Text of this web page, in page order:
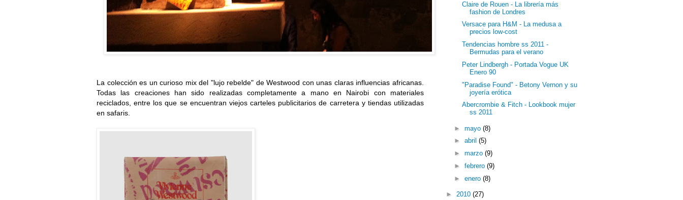
La colección es un curioso mix del "lujo rebelde" de Westwood con unas claras influencias africanas.
Todas las creaciones han sido realizadas completamente a mano en Nairobi con materiales
reciclados, entre los que se encuentran viejos carteles publicitarios de carretera y tiendas utilizadas
en safaris.
Claire de Rouen - La librería más
fashion de Londres
Versace para H&M - La medusa a
precios low-cost
Tendencias hombre ss 2011 -
Bermudas para el verano
Peter Lindbergh - Portada Vogue UK
Enero 90
"Paradise Found" - Betony Vernon y su
joyería erótica
Abercrombie & Fitch - Lookbook mujer
ss 2011
► mayo (8)
► abril (5)
► marzo (9)
► febrero (9)
► enero (8)
► 2010 (27)